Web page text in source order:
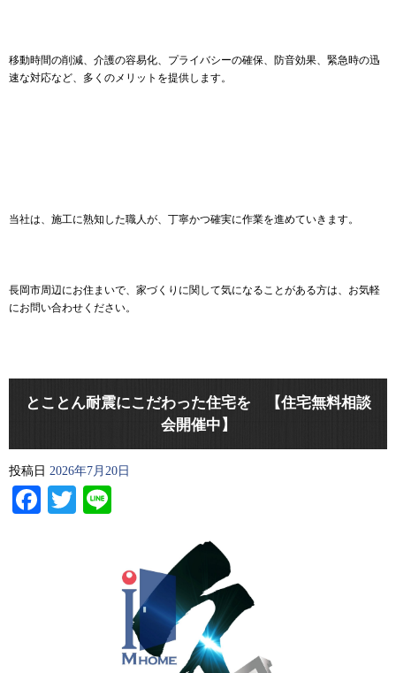
移動時間の削減、介護の容易化、プライバシーの確保、防音効果、緊急時の迅
速な対応など、多くのメリットを提供します。
当社は、施工に熟知した職人が、丁寧かつ確実に作業を進めていきます。
長岡市周辺にお住まいで、家づくりに関して気になることがある方は、お気軽
にお問い合わせください。
とことん耐震にこだわった住宅を 【住宅無料相談
会開催中】
投稿日 2026年7月20日
Facebook
Twitter